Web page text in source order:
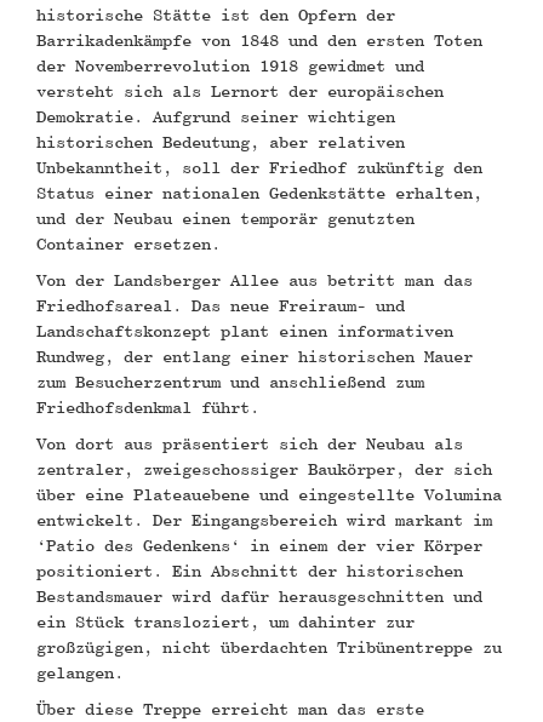
historische Stätte ist den Opfern der
Barrikadenkämpfe von 1848 und den ersten Toten
der Novemberrevolution 1918 gewidmet und
versteht sich als Lernort der europäischen
Demokratie. Aufgrund seiner wichtigen
historischen Bedeutung, aber relativen
Unbekanntheit, soll der Friedhof zukünftig den
Status einer nationalen Gedenkstätte erhalten,
und der Neubau einen temporär genutzten
Container ersetzen.
Von der Landsberger Allee aus betritt man das
Friedhofsareal. Das neue Freiraum- und
Landschaftskonzept plant einen informativen
Rundweg, der entlang einer historischen Mauer
zum Besucherzentrum und anschließend zum
Friedhofsdenkmal führt.
Von dort aus präsentiert sich der Neubau als
zentraler, zweigeschossiger Baukörper, der sich
über eine Plateauebene und eingestellte Volumina
entwickelt. Der Eingangsbereich wird markant im
‘Patio des Gedenkens‘ in einem der vier Körper
positioniert. Ein Abschnitt der historischen
Bestandsmauer wird dafür herausgeschnitten und
ein Stück transloziert, um dahinter zur
großzügigen, nicht überdachten Tribünentreppe zu
gelangen.
Über diese Treppe erreicht man das erste